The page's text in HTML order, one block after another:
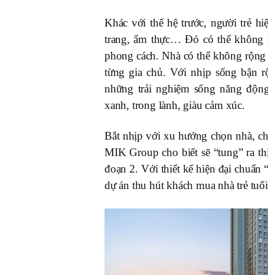
Khác với thế hệ trước, người trẻ
trang, ẩm thực… Đó có thể không
phong cách. Nhà có thể không
từng gia chủ. Với nhịp sống bận
những trải nghiệm sống năng
xanh, trong lành, giàu cảm xúc.
Bắt nhịp với xu hướng chọn nhà,
MIK Group cho biết sẽ “tung” ra
đoạn 2. Với thiết kế hiện đại chuẩn
dự án thu hút khách mua nhà trẻ